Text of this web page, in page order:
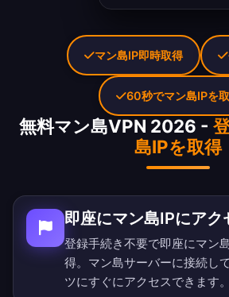
無料マン島VPN 2026 -
島IPを取得
即座にマン島IPにアク
登録手続き不要で即座にマン
得。マン島サーバーに接続し
ツにすぐにアクセスできます。
マン島IP即時取得
60秒でマン島IPを